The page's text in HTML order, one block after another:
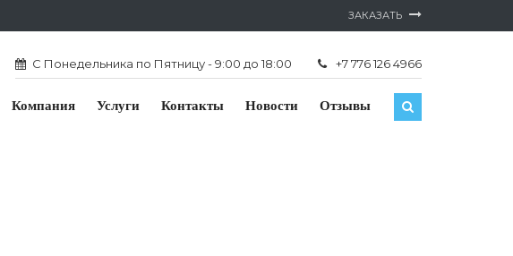
ЗАКАЗАТЬ
С Понедельника по Пятницу - 9:00 до 18:00 +7 776 126 4966
Компания Услуги Контакты Новости Отзывы